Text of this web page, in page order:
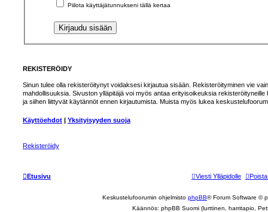
Piilota käyttäjätunnukseni tällä kertaa
REKISTERÖIDY
Sinun tulee olla rekisteröitynyt voidaksesi kirjautua sisään. Rekisteröityminen vie
mahdollisuuksia. Sivuston ylläpitäjä voi myös antaa erityisoikeuksia
ja siihen liittyvät käytännöt ennen kirjautumista. Muista myös lukea
Käyttöehdot | Yksityisyyden suoja
Rekisteröidy
Etusivu Viesti Ylläpidolle
Keskustelufoorumin ohjelmisto phpBB® Forum Software ©
Käännös: phpBB Suomi (lurttinen, harritapio,